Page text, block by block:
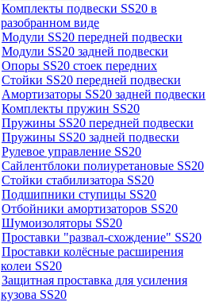
Комплекты подвески SS20 в
разобранном виде
Модули SS20 передней подвески
Модули SS20 задней подвески
Опоры SS20 стоек передних
Стойки SS20 передней подвески
Амортизаторы SS20 задней подвески
Комплекты пружин SS20
Пружины SS20 передней подвески
Пружины SS20 задней подвески
Рулевое управление SS20
Сайлентблоки полиуретановые SS20
Стойки стабилизатора SS20
Подшипники ступицы SS20
Отбойники амортизаторов SS20
Шумоизоляторы SS20
Проставки "развал-схождение" SS20
Проставки колёсные расширения
колеи SS20
Защитная проставка для усиления
кузова SS20